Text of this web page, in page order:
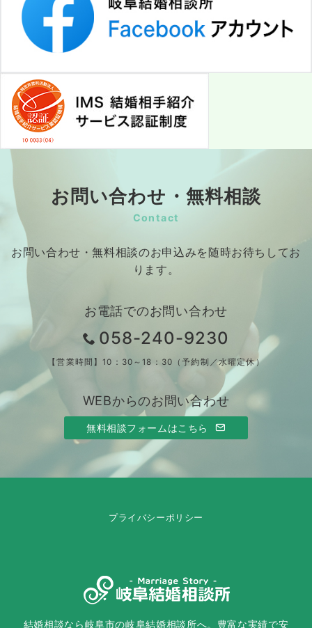
お問い合わせ・無料相談
Contact
お問い合わせ・無料相談のお申込みを随時お待ちしてお
ります。
お電話でのお問い合わせ
058-240-9230
【営業時間】10：30～18：30（予約制／水曜定休）
WEBからのお問い合わせ
無料相談フォームはこちら
プライバシーポリシー
結婚相談なら岐阜市の岐阜結婚相談所へ。豊富な実績で安